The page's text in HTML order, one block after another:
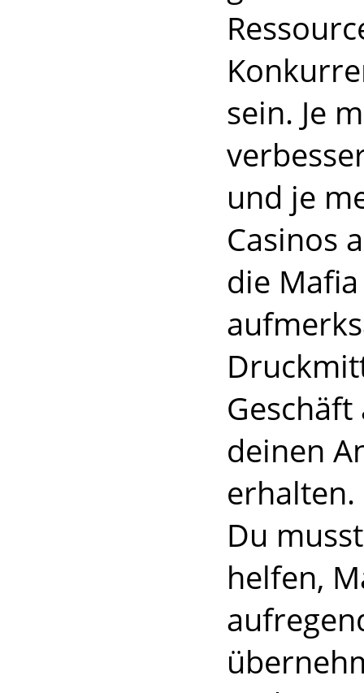
sein. Je
und je
Casinos
die
deinen
erhalten.
Du
helfen,